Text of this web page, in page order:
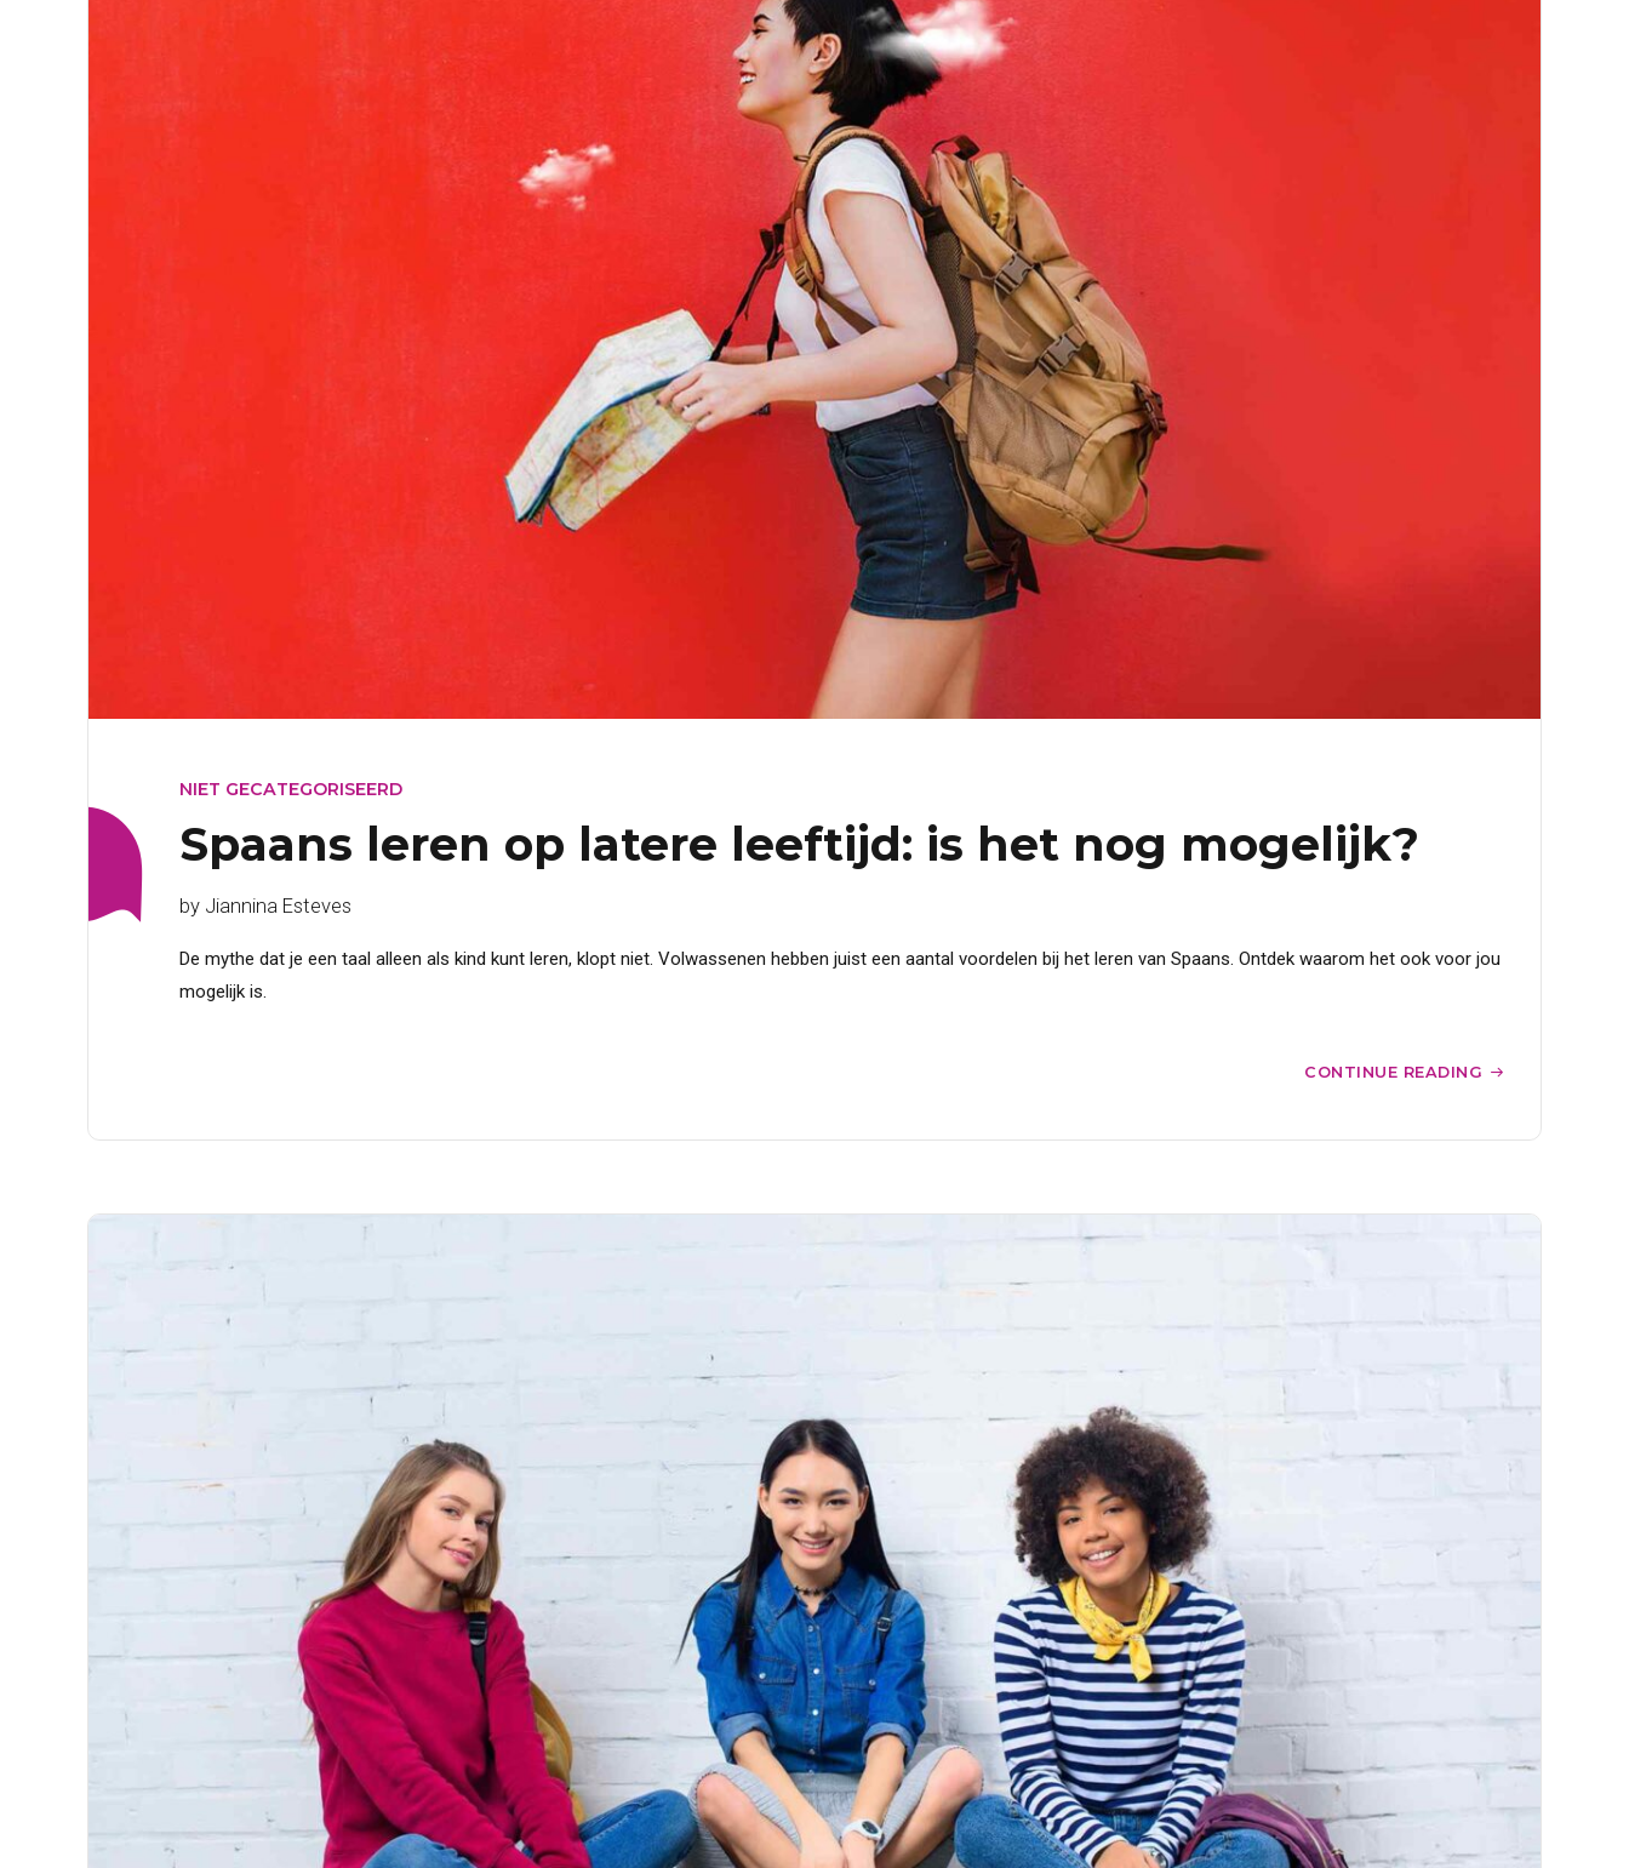
NIET GECATEGORISEERD
Spaans leren op latere leeftijd: is het nog mogelijk?
by Jiannina Esteves
De mythe dat je een taal alleen als kind kunt leren, klopt niet. Volwassenen hebben juist een aantal voordelen bij het leren van Spaans. Ontdek waarom het ook voor jou
mogelijk is.
CONTINUE READING